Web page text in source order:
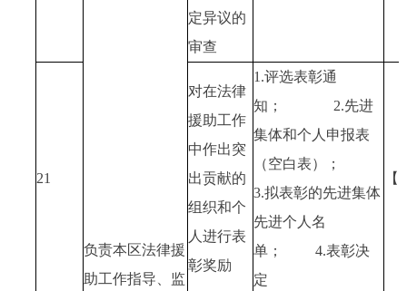
负责本区法律援
助工作指导、监
定异议的
审查
21
对在法律
援助工作
中作出突
出贡献的
组织和个
人进行表
彰奖励
1.评选表彰通
知；
2.先进
集体和个人申报表
（空白表）；
3.拟表彰的先进集体
先进个人名
单；
4.表彰决
定